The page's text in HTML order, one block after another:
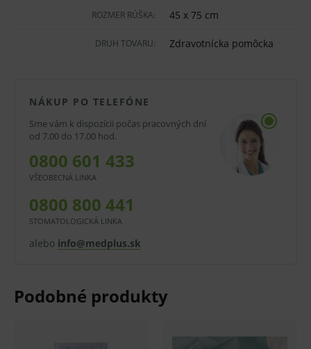
Rúška sú určené na sterilné krytie pacienta a
kratšie operačné výkony s menším únikom tekutín.
Vlastnosti a výhody:
Rúška bez otvoru.
Dvojvrstvové.
Sterilné.
ROZMER RÚŠKA: 45 x 75 cm
DRUH TOVARU: Zdravotnícka pomôcka
NÁKUP PO TELEFÓNE
Sme vám k dispozícii počas pracovných dní
od 7.00 do 17.00 hod.
0800 601 433
VŠEOBECNÁ LINKA
0800 800 441
STOMATOLOGICKÁ LINKA
alebo info@medplus.sk